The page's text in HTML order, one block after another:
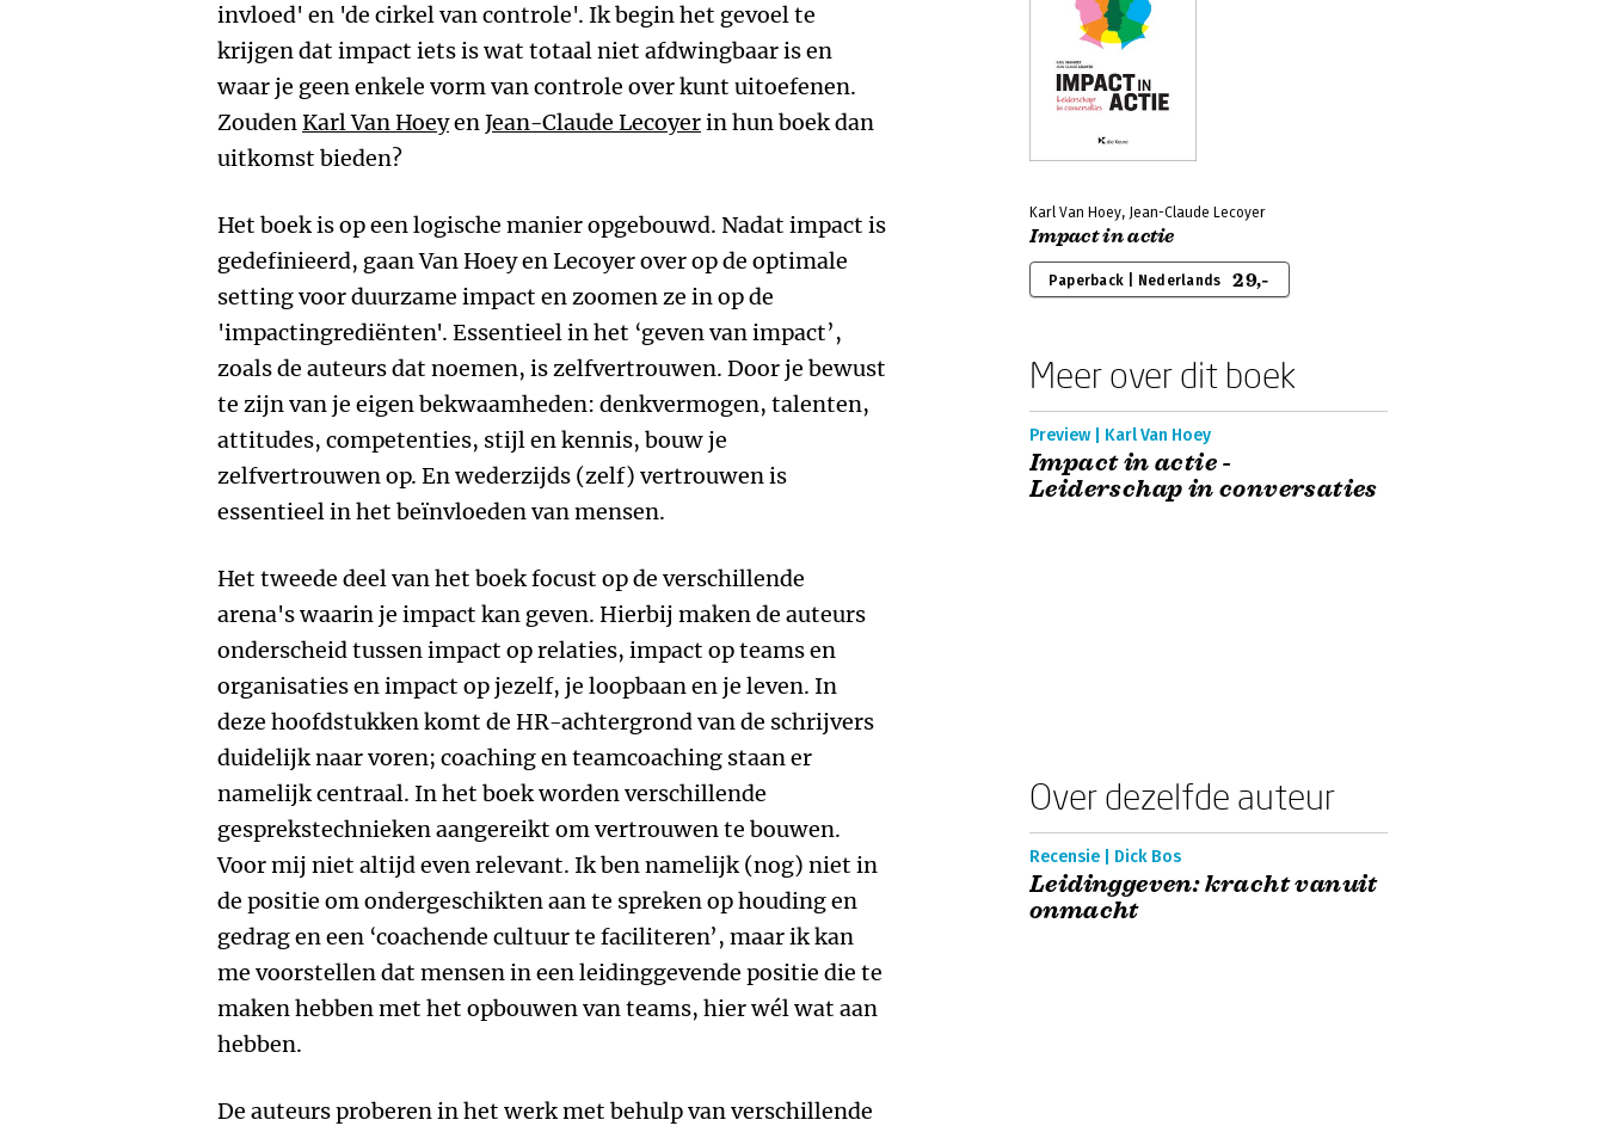
invloed' en 'de cirkel van controle'. Ik begin het gevoel te
krijgen dat impact iets is wat totaal niet afdwingbaar is en
waar je geen enkele vorm van controle over kunt uitoefenen.
ZoudenKarl Van HoeyenJean-Claude Lecoyerin hun boek dan
uitkomst bieden?
Het boek is op een logische manier opgebouwd. Nadat impact is
gedefinieerd, gaan Van Hoey en Lecoyer over op de optimale
setting voor duurzame impact en zoomen ze in op de
'impactingrediënten'. Essentieel in het ‘geven van impact’,
zoals de auteurs dat noemen, is zelfvertrouwen. Door je bewust
te zijn van je eigen bekwaamheden: denkvermogen, talenten,
attitudes, competenties, stijl en kennis, bouw je
zelfvertrouwen op. En wederzijds (zelf) vertrouwen is
essentieel in het beïnvloeden van mensen.
Het tweede deel van het boek focust op de verschillende
arena's waarin je impact kan geven. Hierbij maken de auteurs
onderscheid tussen impact op relaties, impact op teams en
organisaties en impact op jezelf, je loopbaan en je leven. In
deze hoofdstukken komt de HR-achtergrond van de schrijvers
duidelijk naar voren; coaching en teamcoaching staan er
namelijk centraal. In het boek worden verschillende
gesprekstechnieken aangereikt om vertrouwen te bouwen.
Voor mij niet altijd even relevant. Ik ben namelijk (nog) niet in
de positie om ondergeschikten aan te spreken op houding en
gedrag en een ‘coachende cultuur te faciliteren’, maar ik kan
me voorstellen dat mensen in een leidinggevende positie die te
maken hebben met het opbouwen van teams, hier wél wat aan
hebben.
De auteurs proberen in het werk met behulp van verschillende
Karl Van Hoey, Jean-Claude Lecoyer
Impact in actie
Paperback | Nederlands 29,-
Meer over dit boek
Preview | Karl Van Hoey
Impact in actie -
Leiderschap in conversaties
Over dezelfde auteur
Recensie | Dick Bos
Leidinggeven: kracht vanuit
onmacht